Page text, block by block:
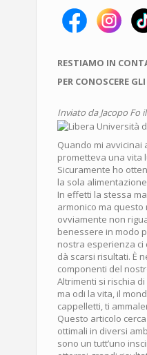
RESTIAMO IN
PER CONOSCERE
Inviato daJacopo Fo
Quando mi
prometteva una vita
Sicuramente ho
la sola
In effetti la stessa
armonico ma
ovviamente non
benessere in modo
nostra esperienza
dà scarsi risultati. È
componenti del
Altrimenti si rischia
ma odi la vita, il
cappelletti, ti
Questo articolo
ottimali in diversi
sono un tutt’uno